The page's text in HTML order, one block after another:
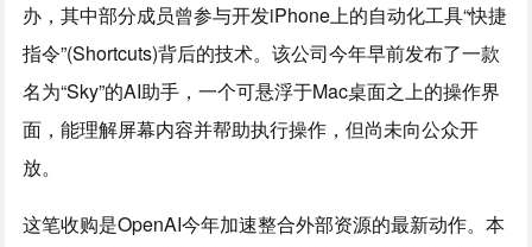
办，其中部分成员曾参与开发iPhone上的自动化工具“快捷
指令”(Shortcuts)背后的技术。该公司今年早前发布了一款
名为“Sky”的AI助手，一个可悬浮于Mac桌面之上的操作界
面，能理解屏幕内容并帮助执行操作，但尚未向公众开
放。
这笔收购是OpenAI今年加速整合外部资源的最新动作。本